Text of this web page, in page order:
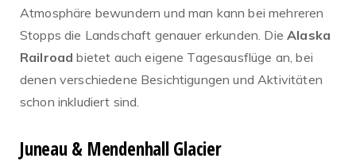
Atmosphäre bewundern und man kann bei mehreren
Stopps die Landschaft genauer erkunden. DieAlaska
Railroad bietet auch eigene Tagesausflüge an, bei
denen verschiedene Besichtigungen und Aktivitäten
schon inkludiert sind.
Juneau & Mendenhall Glacier